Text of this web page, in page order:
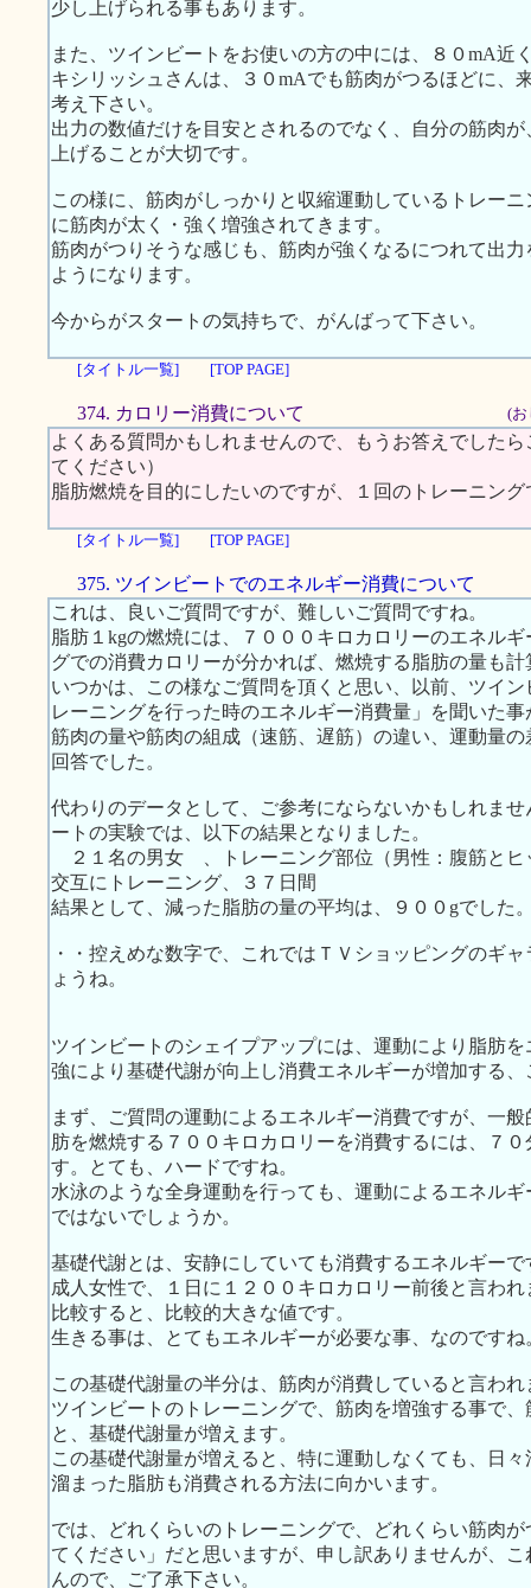
少し上げられる事もあります。
また、ツインビートをお使いの方の中には、８０mA近
キシリッシュさんは、３０mAでも筋肉がつるほどに、
考え下さい。
出力の数値だけを目安とされるのでなく、自分の筋肉
上げることが大切です。
この様に、筋肉がしっかりと収縮運動しているトレー
に筋肉が太く・強く増強されてきます。
筋肉がつりそうな感じも、筋肉が強くなるにつれて出
ようになります。
今からがスタートの気持ちで、がんばって下さい。
[タイトル一覧] [TOP PAGE]
374. カロリー消費について (お
よくある質問かもしれませんので、もうお答えでした
てください）
脂肪燃焼を目的にしたいのですが、１回のトレーニン
[タイトル一覧] [TOP PAGE]
375. ツインビートでのエネルギー消費について
これは、良いご質問ですが、難しいご質問ですね。
脂肪１kgの燃焼には、７０００キロカロリーのエネル
グでの消費カロリーが分かれば、燃焼する脂肪の量も
いつかは、この様なご質問を頂くと思い、以前、ツイ
レーニングを行った時のエネルギー消費量」を聞いた
筋肉の量や筋肉の組成（速筋、遅筋）の違い、運動量
回答でした。
代わりのデータとして、ご参考にならないかもしれま
ートの実験では、以下の結果となりました。
２１名の男女 、トレーニング部位（男性：腹筋とヒ
交互にトレーニング、３７日間
結果として、減った脂肪の量の平均は、９００gでした
・・控えめな数字で、これではＴＶショッピングのギ
ょうね。
ツインビートのシェイプアップには、運動により脂肪
強により基礎代謝が向上し消費エネルギーが増加する
まず、ご質問の運動によるエネルギー消費ですが、一
肪を燃焼する７００キロカロリーを消費するには、７
す。とても、ハードですね。
水泳のような全身運動を行っても、運動によるエネル
ではないでしょうか。
基礎代謝とは、安静にしていても消費するエネルギーで
成人女性で、１日に１２００キロカロリー前後と言わ
比較すると、比較的大きな値です。
生きる事は、とてもエネルギーが必要な事、なのですね
この基礎代謝量の半分は、筋肉が消費していると言われ
ツインビートのトレーニングで、筋肉を増強する事で
と、基礎代謝量が増えます。
この基礎代謝量が増えると、特に運動しなくても、日
溜まった脂肪も消費される方法に向かいます。
では、どれくらいのトレーニングで、どれくらい筋肉
てください」だと思いますが、申し訳ありませんが、
んので、ご了承下さい。